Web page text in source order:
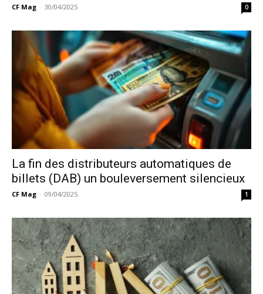
CF Mag - 30/04/2025 0
La fin des distributeurs automatiques de
billets (DAB) un bouleversement silencieux
CF Mag - 09/04/2025 1